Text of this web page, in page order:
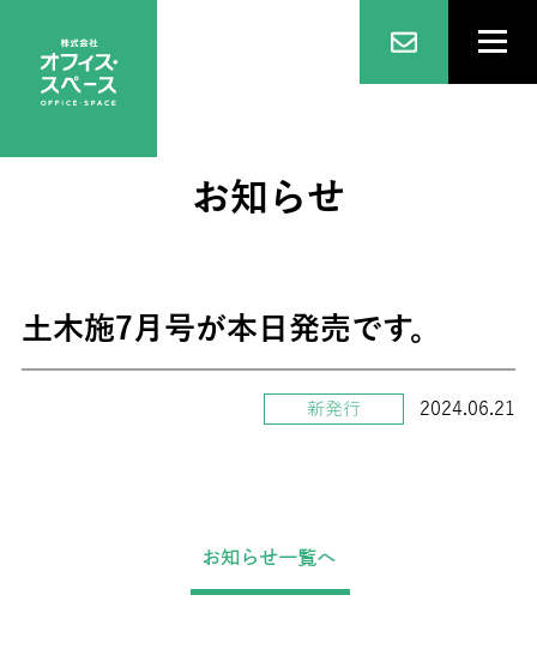
お知らせ
土木施7月号が本日発売です。
新発行 2024.06.21
お知らせ一覧へ